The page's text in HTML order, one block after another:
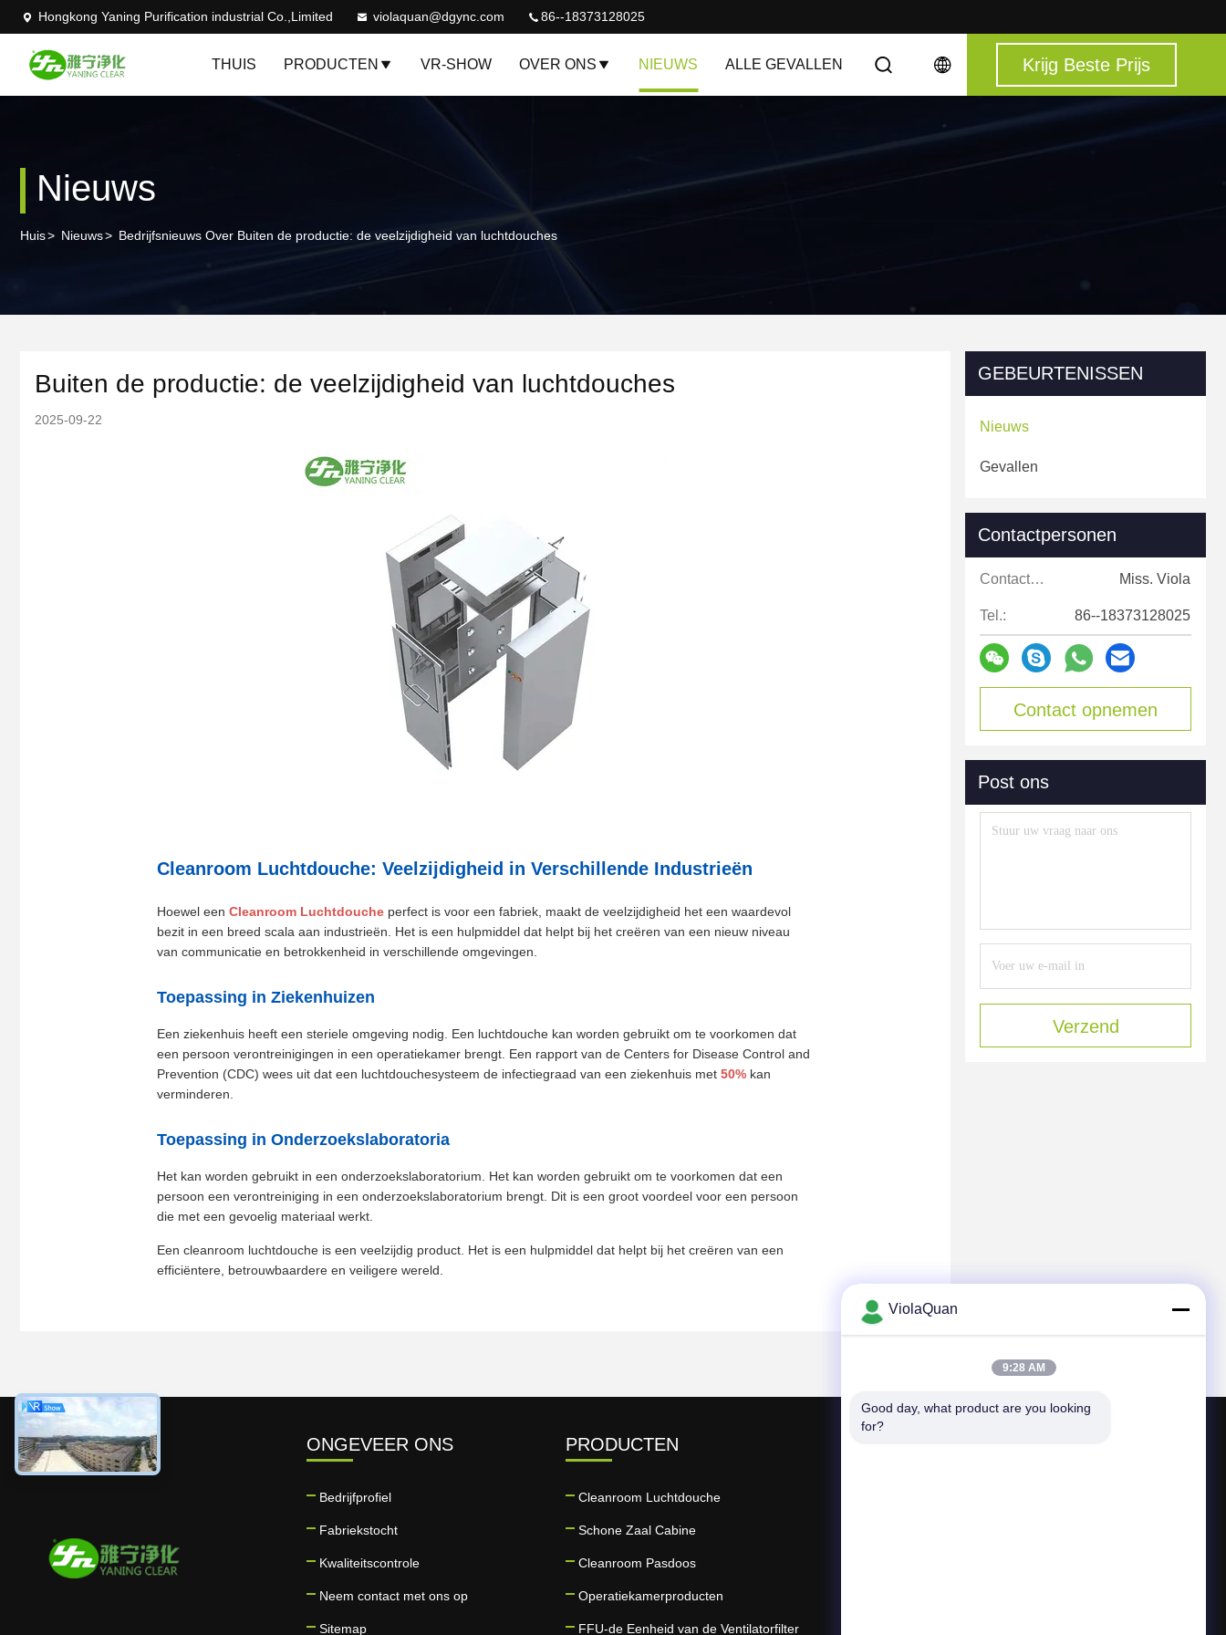
Hongkong Yaning Purification industrial Co.,Limited violaquan@dgync.com 86--18373128025
THUIS PRODUCTEN VR-SHOW OVER ONS NIEUWS ALLE GEVALLEN Krijg Beste Prijs
Nieuws
Huis> Nieuws> Bedrijfsnieuws Over Buiten de productie: de veelzijdigheid van luchtdouches
Buiten de productie: de veelzijdigheid van luchtdouches
2025-09-22
Cleanroom Luchtdouche: Veelzijdigheid in Verschillende Industrieën
Hoewel een Cleanroom Luchtdouche perfect is voor een fabriek, maakt de veelzijdigheid het een waardevol
bezit in een breed scala aan industrieën. Het is een hulpmiddel dat helpt bij het creëren van een nieuw niveau
van communicatie en betrokkenheid in verschillende omgevingen.
Toepassing in Ziekenhuizen
Een ziekenhuis heeft een steriele omgeving nodig. Een luchtdouche kan worden gebruikt om te voorkomen dat
een persoon verontreinigingen in een operatiekamer brengt. Een rapport van de Centers for Disease Control and
Prevention (CDC) wees uit dat een luchtdouchesysteem de infectiegraad van een ziekenhuis met 50% kan
verminderen.
Toepassing in Onderzoekslaboratoria
Het kan worden gebruikt in een onderzoekslaboratorium. Het kan worden gebruikt om te voorkomen dat een
persoon een verontreiniging in een onderzoekslaboratorium brengt. Dit is een groot voordeel voor een persoon
die met een gevoelig materiaal werkt.
Een cleanroom luchtdouche is een veelzijdig product. Het is een hulpmiddel dat helpt bij het creëren van een
efficiëntere, betrouwbaardere en veiligere wereld.
GEBEURTENISSEN
Nieuws
Gevallen
Contactpersonen
Contactpersonen: Miss. Viola
Tel.: 86--18373128025
Contact opnemen
Post ons
Verzend
ONGEVEER ONS
Bedrijfprofiel
Fabriekstocht
Kwaliteitscontrole
Neem contact met ons op
Sitemap
PRODUCTEN
Cleanroom Luchtdouche
Schone Zaal Cabine
Cleanroom Pasdoos
Operatiekamerproducten
FFU-de Eenheid van de Ventilatorfilter
ViolaQuan
9:28 AM
Good day, what product are you looking
for?